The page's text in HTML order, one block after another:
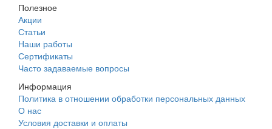
Полезное
Акции
Статьи
Наши работы
Сертификаты
Часто задаваемые вопросы
Информация
Политика в отношении обработки персональных данных
О нас
Условия доставки и оплаты